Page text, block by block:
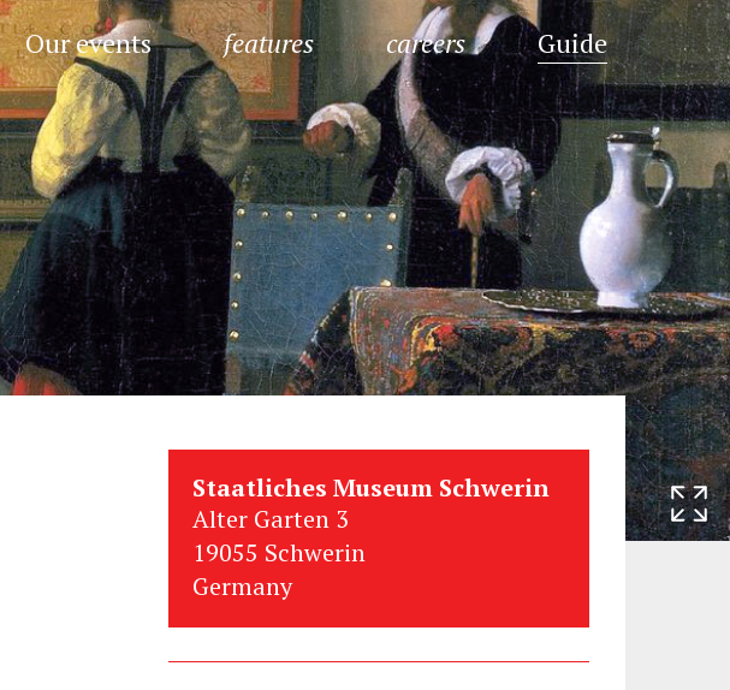
Our events features careers Guide
Staatliches Museum Schwerin
Alter Garten 3
19055 Schwerin
Germany